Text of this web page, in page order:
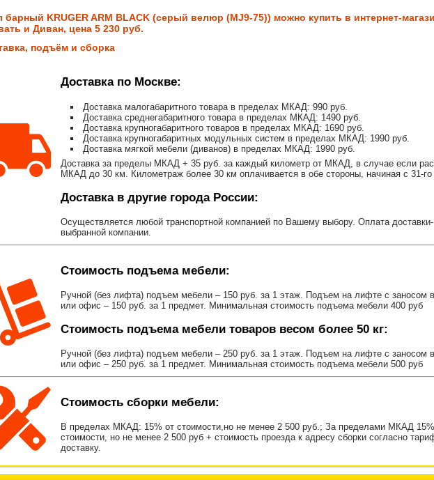
барный KRUGER ARM BLACK (серый велюр (MJ9-75)) можно купить в интернет-
и Диван, цена 5 230 руб.
подъём и сборка
Доставка по Москве:
Доставка малогабаритного товара в пределах МКАД: 990 руб.
Доставка среднегабаритного товара в пределах МКАД: 1490 руб.
Доставка крупногабаритного товаров в пределах МКАД: 1690 руб.
Доставка крупногабаритных модульных систем в пределах МКАД: 1990 руб.
Доставка мягкой мебели (диванов) в пределах МКАД: 1990 руб.
Доставка за пределы МКАД + 35 руб. за каждый километр от МКАД, в случае если
МКАД до 30 км. Километраж более 30 км оплачивается в обе стороны, начиная с 31-го
Доставка в другие города России:
Осуществляется любой транспортной компанией по Вашему выбору. Оплата
выбранной компании.
Стоимость подъема мебели:
Ручной (без лифта) подъем мебели – 150 руб. за 1 этаж. Подъем на лифте с заносом
или офис – 150 руб. за 1 предмет. Минимальная стоимость подъема мебели 400 руб
Стоимость подъема мебели товаров весом более 50 кг:
Ручной (без лифта) подъем мебели – 250 руб. за 1 этаж. Подъем на лифте с заносом
или офис – 250 руб. за 1 предмет. Минимальная стоимость подъема мебели 500 руб
Стоимость сборки мебели:
В пределах МКАД: 15% от стоимости,но не менее 2 500 руб.; За пределами МКАД
стоимости, но не менее 2 500 руб + стоимость проезда к адресу сборки согласно
доставку.